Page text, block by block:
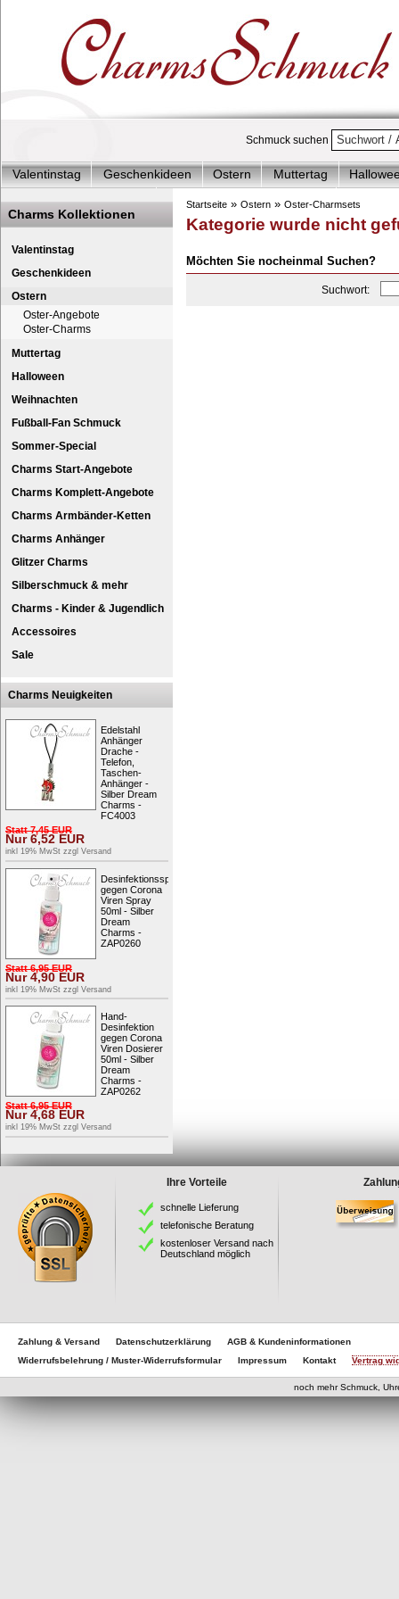
Schmuck suchen
Valentinstag Geschenkideen Ostern Muttertag
Charms Start-Angebote
Charms Komplett-Angebote
Charms
Silberschmuck & mehr
Charms - Kinder & Jugendlich
Charms Kollektionen
Valentinstag
Geschenkideen
Ostern
Oster-Angebote
Oster-Charms
Muttertag
Halloween
Weihnachten
Fußball-Fan Schmuck
Sommer-Special
Charms Start-Angebote
Charms Komplett-Angebote
Charms Armbänder-Ketten
Charms Anhänger
Glitzer Charms
Silberschmuck & mehr
Charms - Kinder & Jugendlich
Accessoires
Sale
Charms Neuigkeiten
Edelstahl
Anhänger
Drache -
Telefon,
Taschen-
Anhänger -
Silber Dream
Charms -
FC4003
Statt7,45EUR
Nur6,52 EUR
inkl 19% MwSt zzgl Versand
Desinfektionsspray
gegen Corona
Viren Spray
50ml - Silber
Dream
Charms -
ZAP0260
Statt6,95EUR
Nur4,90EUR
inkl 19% MwSt zzgl Versand
Hand-
Desinfektion
gegen Corona
Viren Dosierer
50ml - Silber
Dream
Charms -
ZAP0262
Statt6,95EUR
Nur4,68 EUR
inkl 19% MwSt zzgl Versand
Startseite » Ostern » Oster-Charmsets
Kategorie wurde nicht
Möchten Sie nocheinmal Suchen?
Suchwort:
Ihre Vorteile
schnelle Lieferung
telefonische Beratung
kostenloser Versand nach
Deutschland möglich
Zahlung & Versand Datenschutzerklärung
AGB & Kundeninformationen
Widerrufsbelehrung / Muster-Widerrufsformular
Impressum Kontakt Vertrag
noch mehr Schmuck,